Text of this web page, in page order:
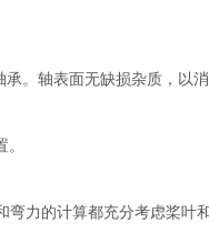
。轴表面无缺损杂质，以
力的计算都充分考虑桨叶